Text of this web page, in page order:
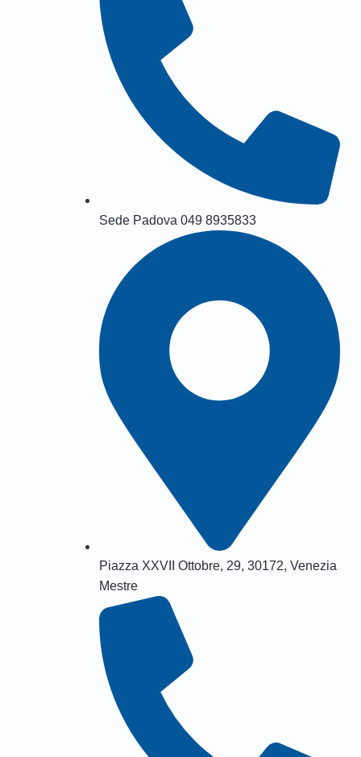
Sede Padova 049 8935833
Piazza XXVII Ottobre, 29, 30172, Venezia
Mestre